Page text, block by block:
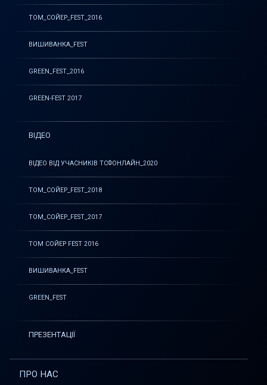
ТОМ_СОЙЕР_FEST_2016
ВИШИВАНКА_FEST
GREEN_FEST_2016
GREEN-FEST 2017
ВІДЕО
ВІДЕО ВІД УЧАСНИКІВ ТСФОНЛАЙН_2020
ТОМ_СОЙЕР_FEST_2018
ТОМ_СОЙЕР_FEST_2017
ТОМ СОЙЕР FEST 2016
ВИШИВАНКА_FEST
GREEN_FEST
ПРЕЗЕНТАЦІЇ
ПРО НАС